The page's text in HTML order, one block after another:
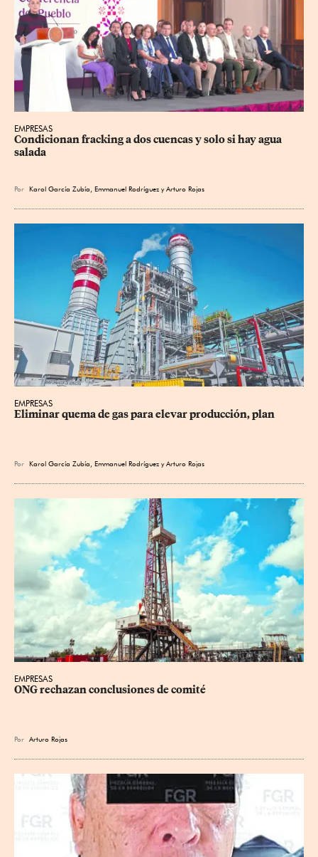
EMPRESAS
Condicionan fracking a dos cuencas y solo si hay agua
salada
Por Karol García Zubía Emmanuel Rodríguez yArturo Rojas
EMPRESAS
Eliminar quema de gas para elevar producción, plan
Por Karol García Zubía, Emmanuel Rodríguez yArturo Rojas
EMPRESAS
ONG rechazan conclusiones de comité
Por Arturo Rojas